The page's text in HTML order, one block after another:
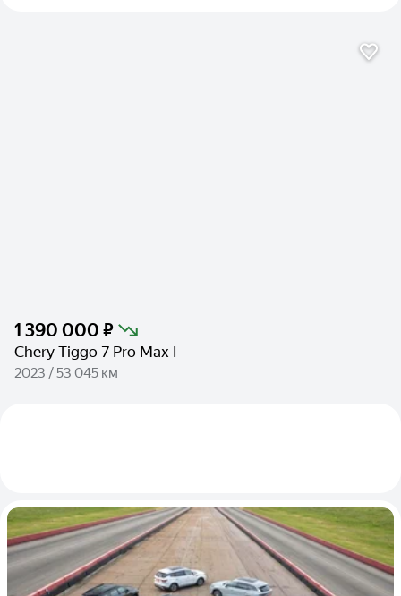
1 390 000 ₽
Chery Tiggo 7 Pro Max I
2023 / 53 045 км